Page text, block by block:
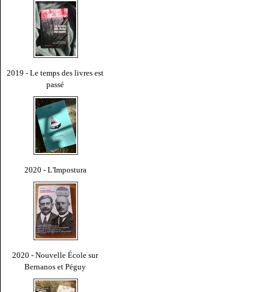
2019 - Le temps des livres est
passé
2020 - L'Impostura
2020 - Nouvelle École sur
Bernanos et Péguy